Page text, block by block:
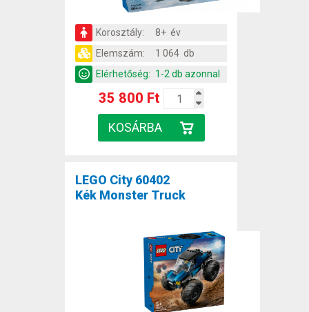
Korosztály:
8+ év
Elemszám:
1 064 db
Elérhetőség: 1-2 db azonnal
35 800 Ft
LEGO City 60402
Kék Monster Truck